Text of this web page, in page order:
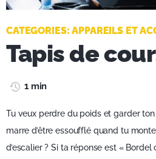
CATEGORIES:APPAREILS ET
Tapis de
1 min
Tu veux perdre du poids et garder
marre d’être essoufflé quand tu
d’escalier ? Si ta réponse est «